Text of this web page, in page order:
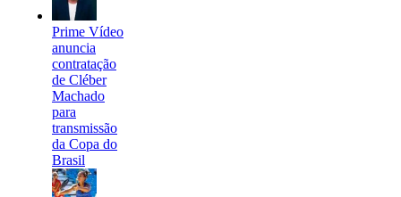
Prime Vídeo
anuncia
contratação
de Cléber
Machado
para
transmissão
da Copa do
Brasil